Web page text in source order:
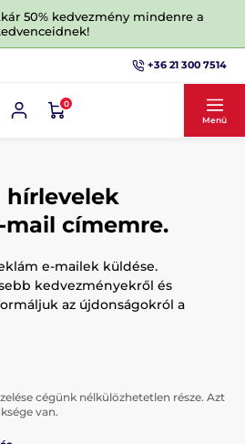
50% kedvezmény mindenre a
+36 21 300 7514
0
Menü
hírlevelek
címemre.
e-mailek küldése.
kedvezményekről és
az újdonságokról a
cégünk nélkülözhetetlen része. Azt
van.